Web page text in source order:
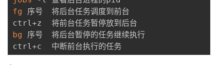
fg 序号	将后台任务调度到前台
bg 序号	将后台暂停的任务继续执行